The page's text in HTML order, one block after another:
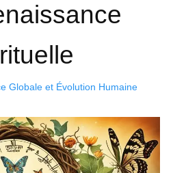
Globale et Évolution Humaine